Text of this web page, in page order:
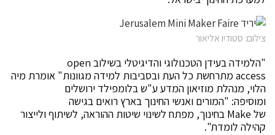
צילום: סטודיו אליאור
"הלמידה בעידן הטכנולוגי והדיגיטלי בשילוב open
access מתרחשת כל העת ובסביבות למידה מגוונות" אומרת מיה
הלוי, מנהלת מוזיאון המדע ע"ש בלומפילד ירושלים
ומוסיפה: "המורים ואנשי החינוך בארץ רואים בגישה
של Make בחינוך, מפתח לשינוי שיטות ההוראה, לשיתוף ולייצור
קהילה לומדת".